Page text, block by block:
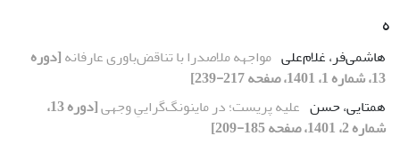
ه
هاشمی‌فر، غلام‌علی مواجهه ملاصدرا با تناقض‌باوری عارفانه[دوره
13، شماره 1، 1401، صفحه 217-239]
همتایی، حسن علیه پریست؛ در ماینونگ‌گراییِ وجهی
[دوره 13،
شماره 2، 1401، صفحه 185-209]